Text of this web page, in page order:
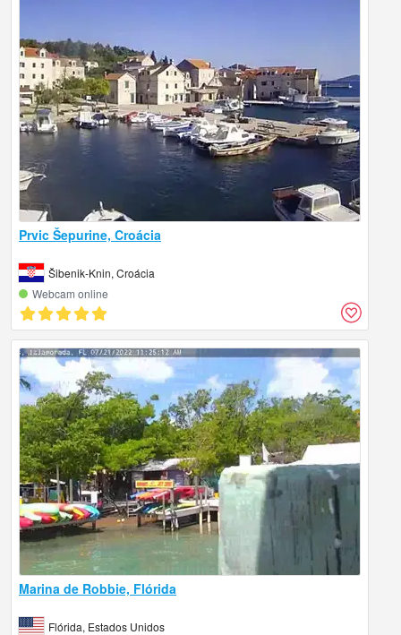
Prvic Šepurine, Croácia
Šibenik-Knin, Croácia
Webcam online
Marina de Robbie, Flórida
Flórida, Estados Unidos